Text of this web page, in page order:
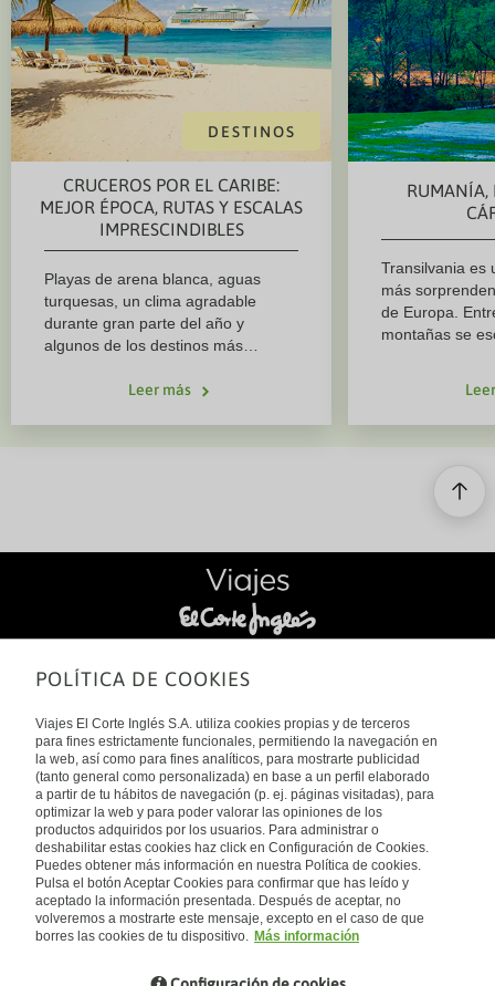
DESTINOS
CRUCEROS POR EL CARIBE:
MEJOR ÉPOCA, RUTAS Y ESCALAS
IMPRESCINDIBLES
Playas de arena blanca, aguas
turquesas, un clima agradable
durante gran parte del año y
algunos de los destinos más
por el Caribe es una de las mejores
navieras, el Caribe ofrece
experiencias para todo tipo de
viajeros. Si estás pensando en
reservar un crucero por el Caribe,
necesitas saber.
Leer más
RUMANÍA,
Transilvania es
más
de Europa.
montañas se
dacios. Viajar
descubrir un
tradición,
* % ( & / -
SOBRE NOSOTROS
Viajes El Corte Inglés
Quiénes somos
Sostenibilidad
Política de privacidad
POLÍTICA DE COOKIES
Viajes El Corte Inglés S.A. utiliza cookies propias y de terceros
para fines estrictamente funcionales, permitiendo la navegación en
la web, así como para fines analíticos, para mostrarte publicidad
(tanto general como personalizada) en base a un perfil elaborado
a partir de tu hábitos de navegación (p. ej. páginas visitadas), para
optimizar la web y para poder valorar las opiniones de los
productos adquiridos por los usuarios. Para administrar o
deshabilitar estas cookies haz click en Configuración de Cookies.
Puedes obtener más información en nuestra Política de cookies.
Pulsa el botón Aceptar Cookies para confirmar que has leído y
aceptado la información presentada. Después de aceptar, no
volveremos a mostrarte este mensaje, excepto en el caso de que
borres las cookies de tu dispositivo. Más información